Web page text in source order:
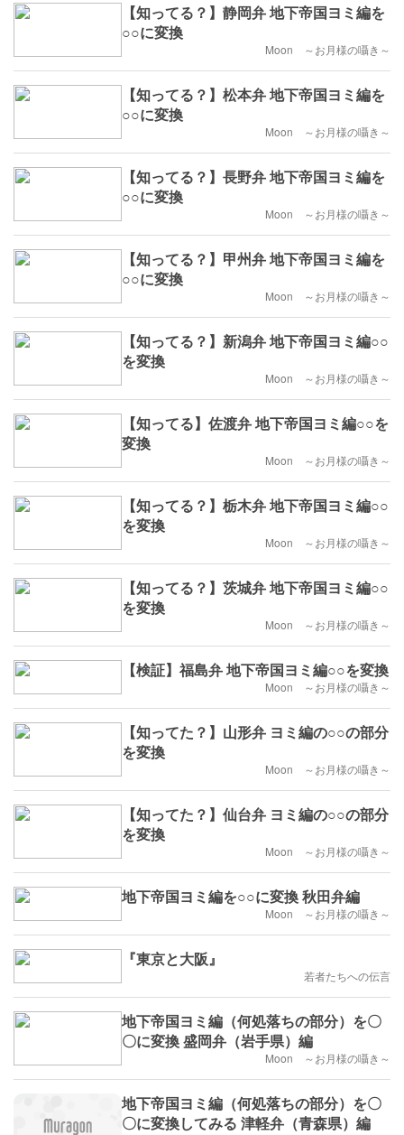
【知ってる？】静岡弁 地下帝国ヨミ編を
○○に変換
Moon ～お月様の囁き～
【知ってる？】松本弁 地下帝国ヨミ編を
○○に変換
Moon ～お月様の囁き～
【知ってる？】長野弁 地下帝国ヨミ編を
○○に変換
Moon ～お月様の囁き～
【知ってる？】甲州弁 地下帝国ヨミ編を
○○に変換
Moon ～お月様の囁き～
【知ってる？】新潟弁 地下帝国ヨミ編○○
を変換
Moon ～お月様の囁き～
【知ってる】佐渡弁 地下帝国ヨミ編○○を
変換
Moon ～お月様の囁き～
【知ってる？】栃木弁 地下帝国ヨミ編○○
を変換
Moon ～お月様の囁き～
【知ってる？】茨城弁 地下帝国ヨミ編○○
を変換
Moon ～お月様の囁き～
【検証】福島弁 地下帝国ヨミ編○○を変換
Moon ～お月様の囁き～
【知ってた？】山形弁 ヨミ編の○○の部分
を変換
Moon ～お月様の囁き～
【知ってた？】仙台弁 ヨミ編の○○の部分
を変換
Moon ～お月様の囁き～
地下帝国ヨミ編を○○に変換 秋田弁編
Moon ～お月様の囁き～
『東京と大阪』
若者たちへの伝言
地下帝国ヨミ編（何処落ちの部分）を〇
〇に変換 盛岡弁（岩手県）編
Moon ～お月様の囁き～
地下帝国ヨミ編（何処落ちの部分）を〇
〇に変換してみる 津軽弁（青森県）編